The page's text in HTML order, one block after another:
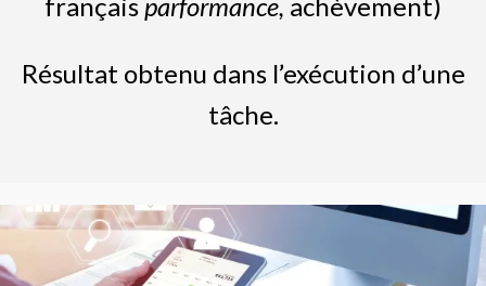
Résultat obtenu dans l’exécution d’une
tâche.